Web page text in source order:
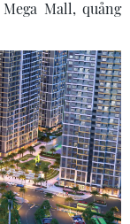
Mall, quảng